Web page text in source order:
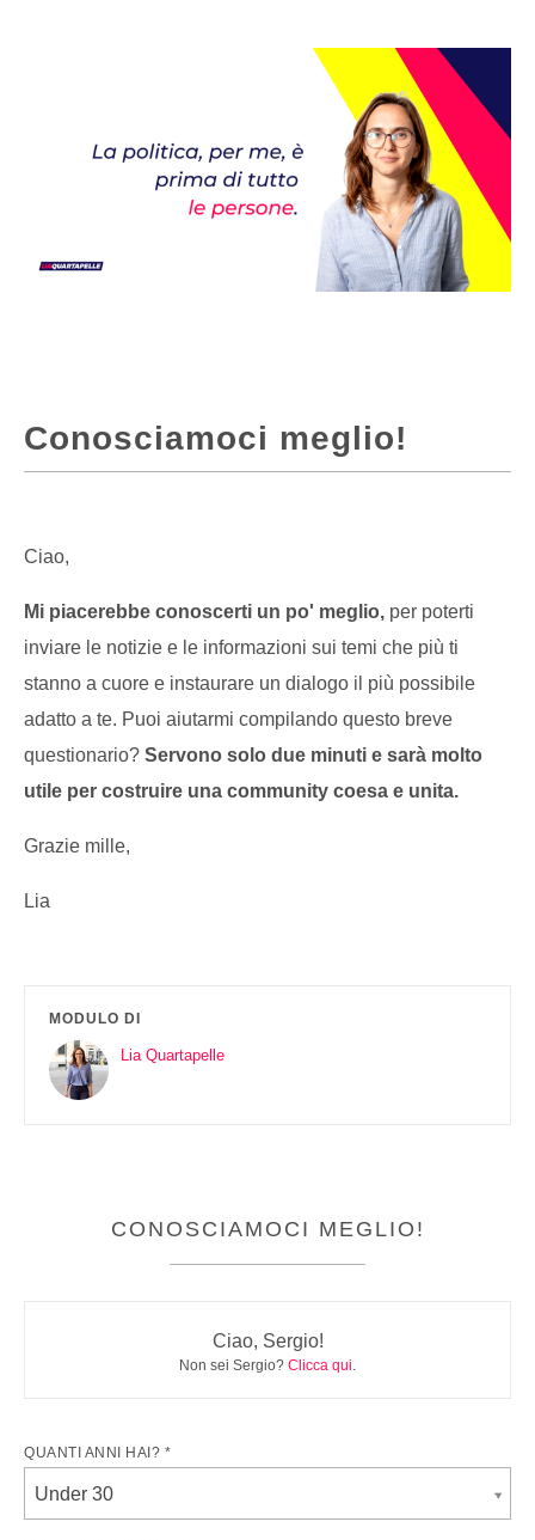
Conosciamoci meglio!
Ciao,
Mi piacerebbe conoscerti un po' meglio, per poterti
inviare le notizie e le informazioni sui temi che più ti
stanno a cuore e instaurare un dialogo il più possibile
adatto a te. Puoi aiutarmi compilando questo breve
questionario? Servono solo due minuti e sarà molto
utile per costruire una community coesa e unita.
Grazie mille,
Lia
MODULO DI
Lia Quartapelle
CONOSCIAMOCI MEGLIO!
Ciao, Sergio!
Non sei Sergio? Clicca qui.
QUANTI ANNI HAI? *
Under 30